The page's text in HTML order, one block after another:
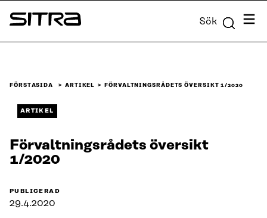
Skip to
content
Sitra Sök Meny
FÖRSTASIDA ARTIKEL FÖRVALTNINGSRÅDETS ÖVERSIKT 1/2020
ARTIKEL
Förvaltningsrådets översikt
1/2020
PUBLICERAD
29.4.2020